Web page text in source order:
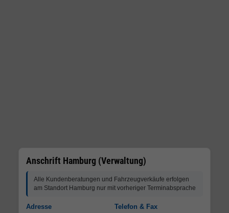
Anschrift Hamburg (Verwaltung)
Alle Kundenberatungen und Fahrzeugverkäufe erfolgen
am Standort Hamburg nur mit vorheriger Terminabsprache
Adresse Telefon & Fax